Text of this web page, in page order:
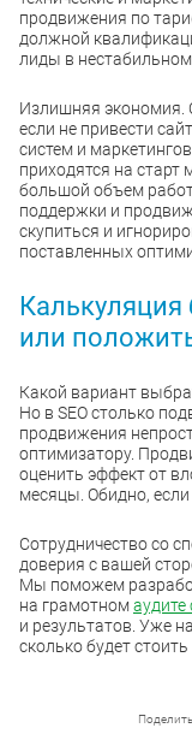
продвижения по
должной
лиды в
Излишняя экономия.
если не привести
систем и
приходятся на
большой объем
поддержки и
скупиться и
поставленных
или
Какой вариант
Но в SEO столько
продвижения
оптимизатору.
оценить эффект от
месяцы. Обидно,
Сотрудничество со
доверия с вашей
Мы поможем
на грамотном аудите
и результатов. Уже
сколько будет